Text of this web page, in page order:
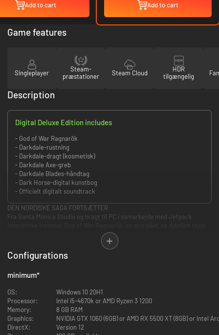
Add to cart Add to cart
Game features
Singleplayer
Steam-
præstationer
Steam Cloud
HDR
tilgængelig
Description
Digital Deluxe Edition includes
- God of War Ragnarök
- Darkdale-rustning
- Darkdale-dragt (kosmetisk)
- Darkdale Axe-greb
- Darkdale Blades-håndtag
- Dark Horse-digital kunstbog
- Officielt digitalt soundtrack
DEN NORDISKE SAGA FORTSÆTTER
Fra Santa Monica Studio og bragt til PC i samarbejde med Jetpack
der følger Kratos og Atreus i deres kamp om at holde fast og give slip.
I God of War Ragnarök, efterfølgeren til den kritikerroste God of War
(2018), har fimbulvinteren fået fodfæste. Kratos og Atreus skal rejse de ni
forbereder sig på en profeteret kamp, der vil tilintetgøre verdenen.
På deres rejse skal de udforske lamslående, mytiske landskaber og
bekæmpe frygtsomme fjender i form af nordiske guder og monstre. Mens
ragnaroktruslen nærmer sig, skal Kratos og Atreus vælge, om de vil redde
deres familie eller rigerne.
Configurations
minimum*
OS:
Windows 10 20H1
Processor:
Intel i5-4670k or AMD Ryzen 3 1200
Memory:
8 GB RAM
Graphics:
NVIDIA GTX 1060 (6GB) or AMD RX 5500 XT (8GB) or Intel
DirectX:
Version 12